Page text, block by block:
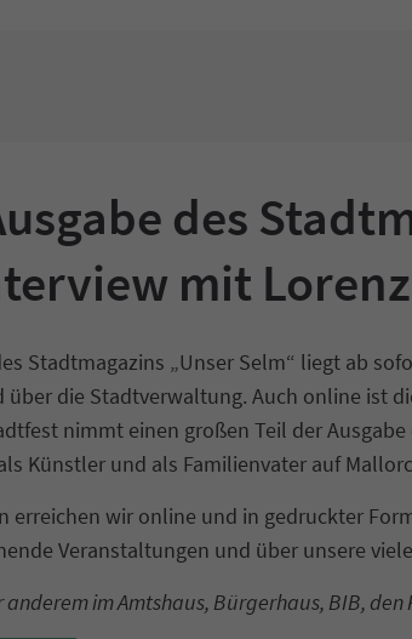
des
mit
Stadtmagazins „Unser Selm“ liegt ab
die Stadtverwaltung. Auch online ist
nimmt einen großen Teil der
Künstler und als Familienvater auf
erreichen wir online und in gedruckter
Veranstaltungen und über unsere
im Amtshaus, Bürgerhaus, BIB,